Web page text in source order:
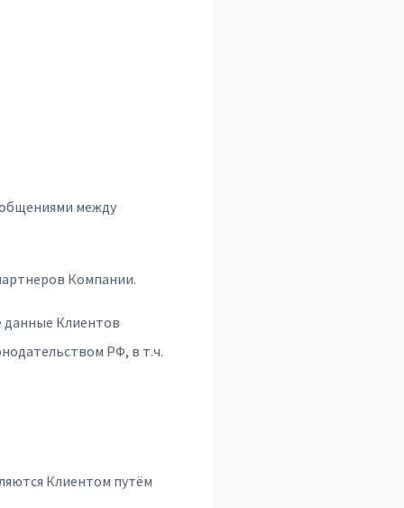
между
Компании.
данные Клиентов
РФ, в т.ч.
Клиентом путём